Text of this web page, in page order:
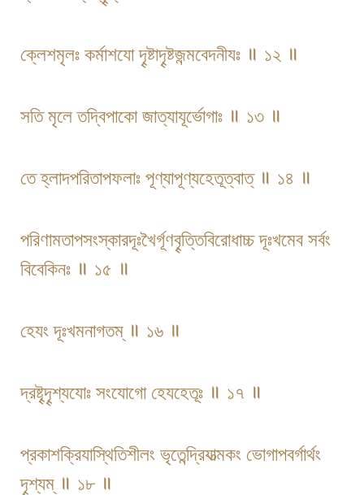
ক্লেশমৃলঃ কর্মাশযো দৄষ্টাদৄষ্টজন্মবেদনীযঃ ॥ ১২ ॥
সতি মৃলে তদ্বিপাকো জাত্যাযূর্ভোগাঃ ॥ ১৩ ॥
তে হ্লাদপরিতাপফলাঃ পূণ্যাপূণ্যহেতূত্বাত্ ॥ ১৪ ॥
পরিণামতাপসংস্কারদূঃখৈর্গূণবৄত্তিবিরোধাচ্চ দূঃখমেব সর্বং
বিবেকিনঃ ॥ ১৫ ॥
হেযং দূঃখমনাগতম্ ॥ ১৬ ॥
দ্রষ্টৄদৄশ্যযোঃ সংযোগো হেযহেতূঃ ॥ ১৭ ॥
প্রকাশক্রিযাস্থিতিশীলং ভৃতেন্দ্রিযাত্মকং ভোগাপবর্গার্থং
দৄশ্যম্ ॥ ১৮ ॥